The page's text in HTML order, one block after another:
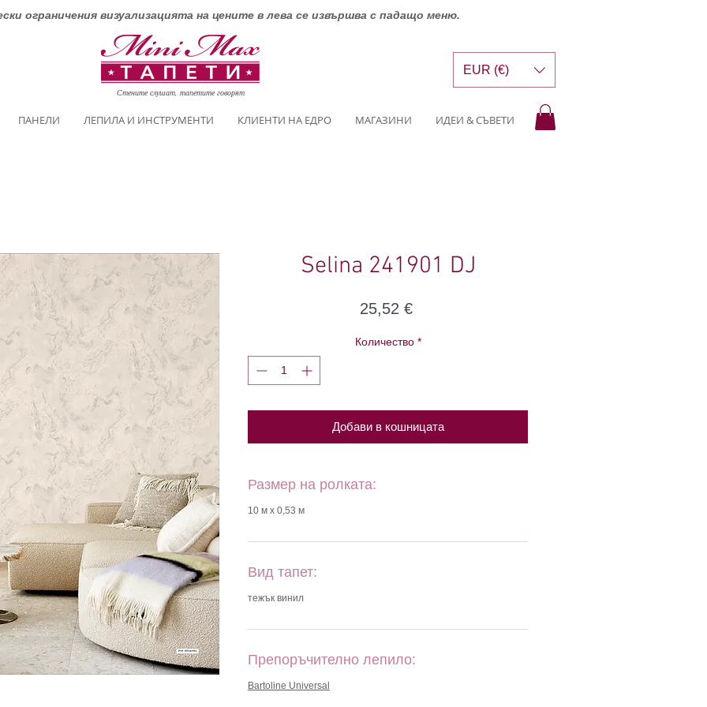
ограничения визуализацията на цените в лева се извършва с падащо меню.
Стените слушат, тапетите говорят
ПАНЕЛИ ЛЕПИЛА И ИНСТРУМЕНТИ КЛИЕНТИ НА ЕДРО МАГАЗИНИ ИДЕИ & СЪВЕТИ
EUR (€)
Selina 241901 DJ
25,52 €Цена
Количество *
Добави в кошницата
Размер на ролката:
10 м х 0,53 м
Вид тапет:
тежък винил
Препоръчително лепило:
Bartoline Universal